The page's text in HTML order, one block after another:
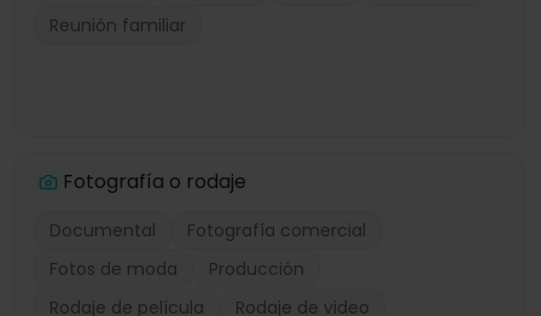
Reunión familiar
Fotografía o rodaje
Documental
Fotografía comercial
Fotos de moda
Producción
Rodaje de película
Rodaje de video